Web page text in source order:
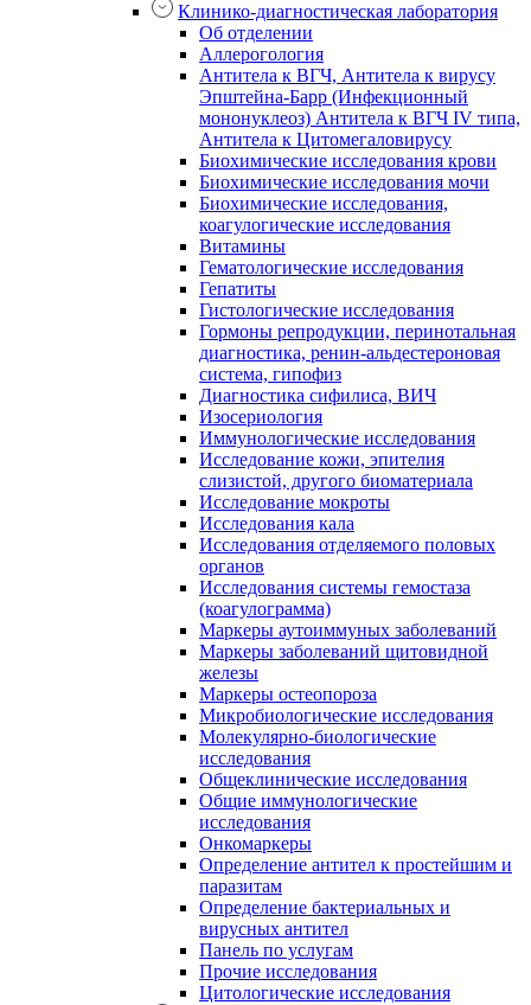
Клинико-диагностическая лаборатория
Об отделении
Аллерогология
Антитела к ВГЧ, Антитела к вирусу
Эпштейна-Барр (Инфекционный
мононуклеоз) Антитела к ВГЧ IV типа,
Антитела к Цитомегаловирусу
Биохимические исследования крови
Биохимические исследования мочи
Биохимические исследования,
коагулогические исследования
Витамины
Гематологические исследования
Гепатиты
Гистологические исследования
Гормоны репродукции, перинотальная
диагностика, ренин-альдестероновая
система, гипофиз
Диагностика сифилиса, ВИЧ
Изосериология
Иммунологические исследования
Исследование кожи, эпителия
слизистой, другого биоматериала
Исследование мокроты
Исследования кала
Исследования отделяемого половых
органов
Исследования системы гемостаза
(коагулограмма)
Маркеры аутоиммуных заболеваний
Маркеры заболеваний щитовидной
железы
Маркеры остеопороза
Микробиологические исследования
Молекулярно-биологические
исследования
Общеклинические исследования
Общие иммунологические
исследования
Онкомаркеры
Определение антител к простейшим и
паразитам
Определение бактериальных и
вирусных антител
Панель по услугам
Прочие исследования
Цитологические исследования